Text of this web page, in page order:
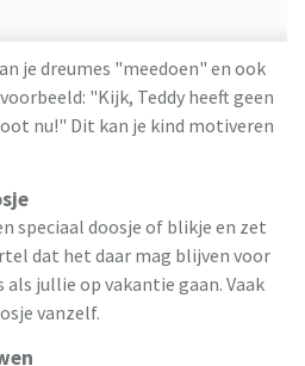
je dreumes "meedoen" en ook
"Kijk, Teddy heeft geen
nu!" Dit kan je kind motiveren
speciaal doosje of blikje en zet
dat het daar mag blijven voor
jullie op vakantie gaan. Vaak
vanzelf.